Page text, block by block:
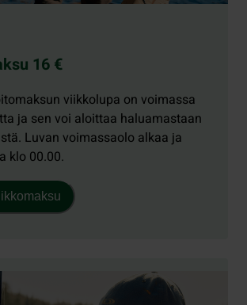
16 €
viikkolupa on voimassa
ja sen voi aloittaa haluamastaan
Luvan voimassaolo alkaa ja
klo 00.00.